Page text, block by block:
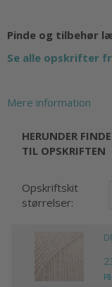
Pinde og tilbehør
Se alle opskrifter
Mere information
HERUNDER
TIL OPSKRIFTEN
Opskriftskit
størrelser: